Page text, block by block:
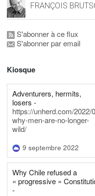
FRANÇOIS
S'abonner à ce flux
S'abonner par email
Kiosque
Adventurers, hermits,
losers -
https://unherd.com/2022/
why-men-are-no-longer-
wild/
9 septembre 2022
Why Chile refused a
« progressive »
-